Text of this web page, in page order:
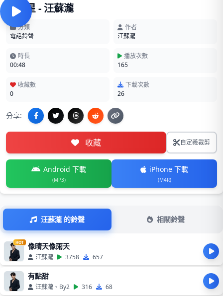
小星星 - 汪蘇瀧
分類
電話鈴聲
作者
汪蘇瀧
時長
00:48
播放次數
165
收藏數
0
下載次數
26
分享:
收藏 自定義裁剪
Android 下載
(MP3)
iPhone 下載
(M4R)
汪蘇瀧 的鈴聲 相關鈴聲
HOT 像晴天像雨天
汪蘇瀧 3758 657
有點甜
汪蘇瀧、By2 316 68